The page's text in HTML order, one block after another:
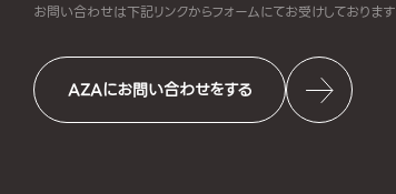
お問い合わせは下記リンクからフォームにてお受けしております
AZAにお問い合わせをする